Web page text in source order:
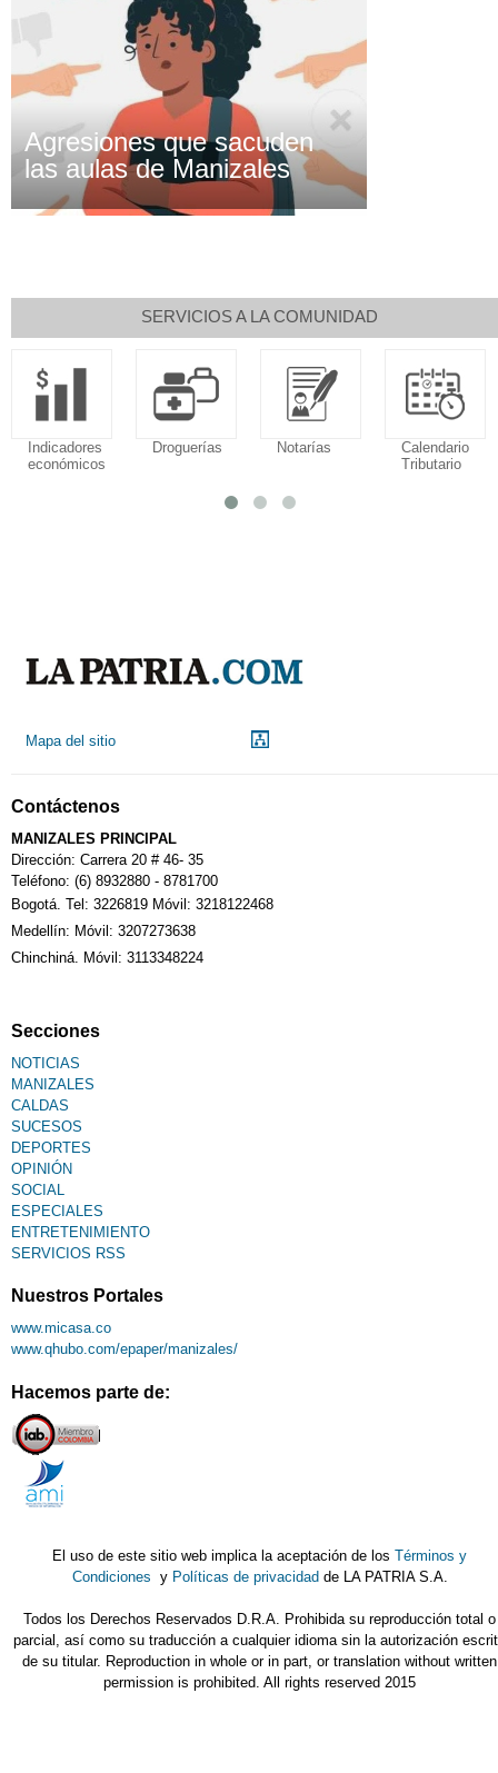
Agresiones que sacuden
las aulas de Manizales
SERVICIOS A LA COMUNIDAD
Indicadores
económicos
Droguerías Notarías
Calendario
Tributario
Mapa del sitio
Contáctenos
MANIZALES PRINCIPAL
Dirección: Carrera 20 # 46- 35
Teléfono: (6) 8932880 - 8781700
Bogotá. Tel: 3226819 Móvil: 3218122468
Medellín: Móvil: 3207273638
Chinchiná. Móvil: 3113348224
Secciones
NOTICIAS
MANIZALES
CALDAS
SUCESOS
DEPORTES
OPINIÓN
SOCIAL
ESPECIALES
ENTRETENIMIENTO
SERVICIOS RSS
Nuestros Portales
www.micasa.co
www.qhubo.com/epaper/manizales/
Hacemos parte de:
El uso de este sitio web implica la aceptación de losTérminos y
Condiciones y Políticas de privacidad de LA PATRIA S.A.
Todos los Derechos Reservados D.R.A. Prohibida su reproducción total o
parcial, así como su traducción a cualquier idioma sin la autorización
de su titular. Reproduction in whole or in part, or translation without written
permission is prohibited. All rights reserved 2015